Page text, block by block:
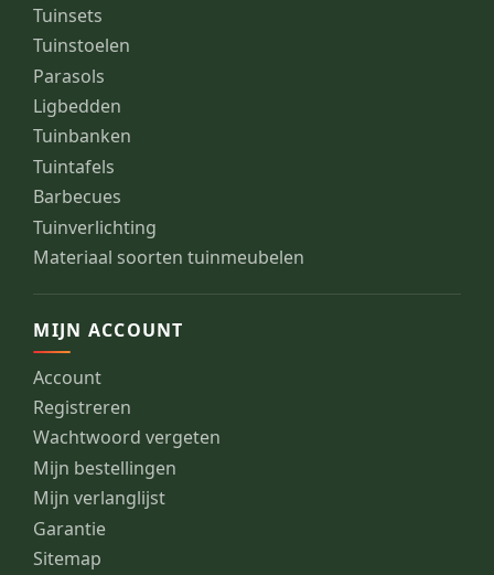
Tuinsets
Tuinstoelen
Parasols
Ligbedden
Tuinbanken
Tuintafels
Barbecues
Tuinverlichting
Materiaal soorten tuinmeubelen
MIJN ACCOUNT
Account
Registreren
Wachtwoord vergeten
Mijn bestellingen
Mijn verlanglijst
Garantie
Sitemap